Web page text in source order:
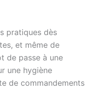
pratiques dès
et même de
de passe à une
une hygiène
de commandements